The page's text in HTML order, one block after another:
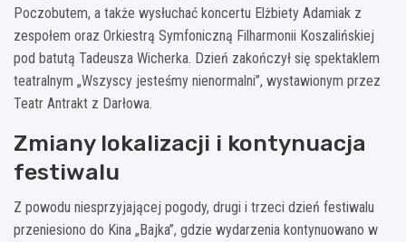
Poczobutem, a także wysłuchać koncertu Elżbiety Adamiak z
zespołem oraz Orkiestrą Symfoniczną Filharmonii Koszalińskiej
pod batutą Tadeusza Wicherka. Dzień zakończył się spektaklem
teatralnym „Wszyscy jesteśmy nienormalni”, wystawionym przez
Teatr Antrakt z Darłowa.
Zmiany lokalizacji i kontynuacja
festiwalu
Z powodu niesprzyjającej pogody, drugi i trzeci dzień festiwalu
przeniesiono do Kina „Bajka”, gdzie wydarzenia kontynuowano w